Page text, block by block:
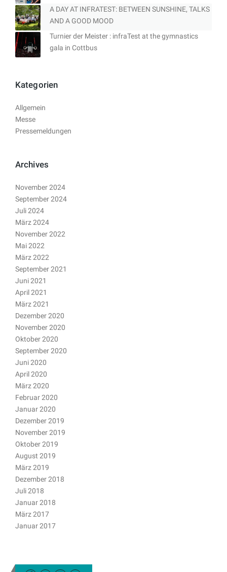
A DAY AT INFRATEST: BETWEEN SUNSHINE, TALKS
AND A GOOD MOOD
Turnier der Meister : infraTest at the gymnastics
gala in Cottbus
Kategorien
Allgemein
Messe
Pressemeldungen
Archives
November 2024
September 2024
Juli 2024
März 2024
November 2022
Mai 2022
März 2022
September 2021
Juni 2021
April 2021
März 2021
Dezember 2020
November 2020
Oktober 2020
September 2020
Juni 2020
April 2020
März 2020
Februar 2020
Januar 2020
Dezember 2019
November 2019
Oktober 2019
August 2019
März 2019
Dezember 2018
Juli 2018
Januar 2018
März 2017
Januar 2017